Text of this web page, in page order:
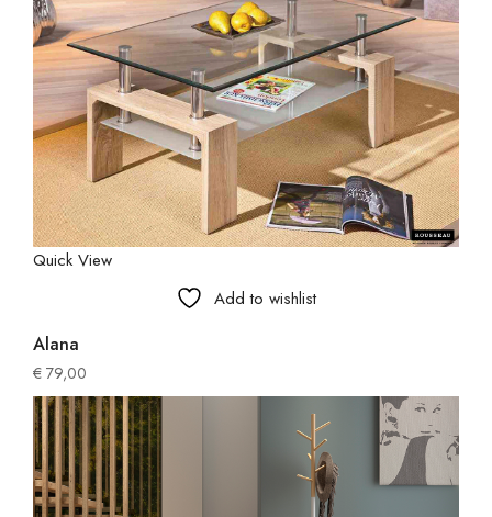
Quick View
Add to wishlist
Alana
€ 79,00